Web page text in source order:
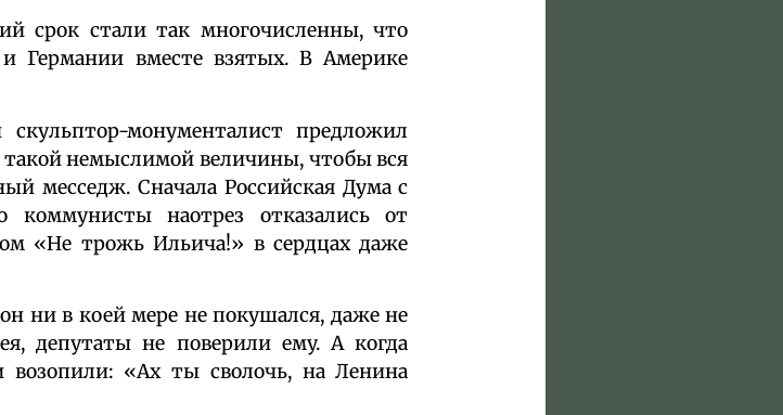
срок стали так многочисленны, что
Германии вместе взятых. В Америке
монументалист предложил
немыслимой величины, чтобы вся
месседж. Сначала Российская Дума с
коммунисты наотрез отказались от
«Не трожь Ильича!» в сердцах даже
ни в коей мере не покушался, даже не
депутаты не поверили ему. А когда
«Ах ты сволочь, на Ленина